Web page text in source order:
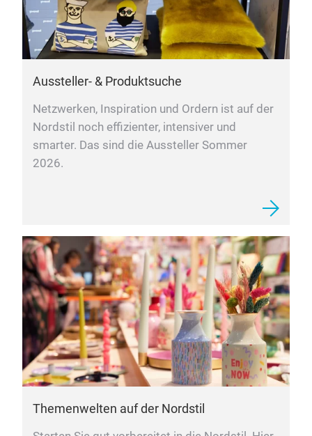
Aussteller- & Produktsuche
Netzwerken, Inspiration und Ordern ist auf der
Nordstil noch effizienter, intensiver und
smarter. Das sind die Aussteller Sommer
2026.
Themenwelten auf der Nordstil